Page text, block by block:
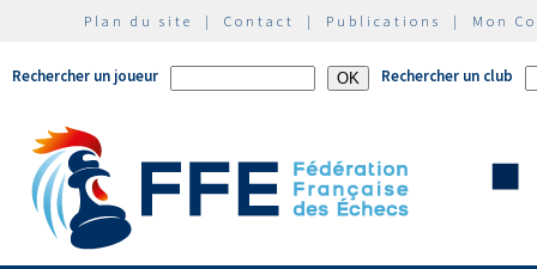
Plan du site | Contact | Publications | Mon
Rechercher un joueur Rechercher un club